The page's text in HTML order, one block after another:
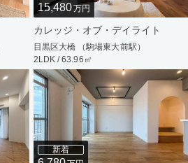
15,480万円
カレッジ・オブ・デイライト
目黒区大橋 （駒場東大前駅）
2LDK / 63.96㎡
新着